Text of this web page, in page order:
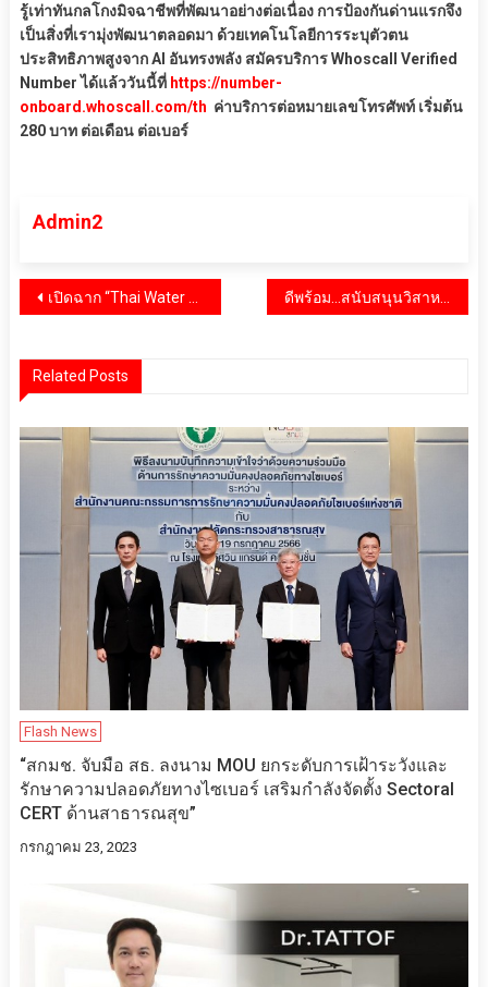
รู้เท่าทันกลโกงมิจฉาชีพที่พัฒนาอย่างต่อเนื่อง การป้องกันด่านแรกจึง
เป็นสิ่งที่เรามุ่งพัฒนาตลอดมา ด้วยเทคโนโลยีการระบุตัวตน
ประสิทธิภาพสูงจาก AI อันทรงพลัง สมัครบริการ Whoscall Verified
Number ได้แล้ววันนี้ที่ https://number-
onboard.whoscall.com/th ค่าบริการต่อหมายเลขโทรศัพท์ เริ่มต้น
280 บาท ต่อเดือน ต่อเบอร์
Admin2
แนะแนว
เปิดฉาก “Thai Water Expo และ Water Forum 2026” ฉลอง 10 ปีแห่งความสำเร็จ ตอกย้ำบทบาทศูนย์กลางเทคโนโลยีและนวัตกรรมด้านน้ำของภูมิภาค ดีพร้อม…สนับสนุนวิสาหกิจไทย พร้อมต่อยอดธุรกิจ เพื่อพัฒนาผลิตภัณฑ์ชุมชน
Related Posts
Flash News
“สกมช. จับมือ สธ. ลงนาม MOU ยกระดับการเฝ้าระวังและ
รักษาความปลอดภัยทางไซเบอร์ เสริมกำลังจัดตั้ง Sectoral
CERT ด้านสาธารณสุข”
กรกฎาคม 23, 2023